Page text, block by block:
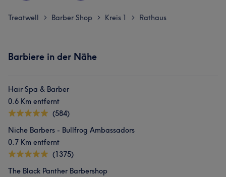
Treatwell > Barber Shop > Kreis 1 > Rathaus
Barbiere in der Nähe
Hair Spa & Barber
0.6 Km entfernt
(584)
Niche Barbers - Bullfrog Ambassadors
0.7 Km entfernt
(1375)
The Black Panther Barbershop